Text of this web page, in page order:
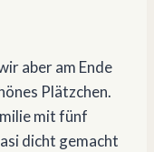
aber am Ende
Plätzchen.
mit fünf
dicht gemacht